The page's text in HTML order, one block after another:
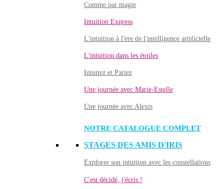
Comme par magie
Intuition Express
L'intuition à l'ère de l'intelligence artificielle
L'intuition dans les étoiles
Intuitez et Pariez
Une journée avec Marie-Estelle
Une journée avec Alexis
NOTRE CATALOGUE COMPLET
STAGES DES AMIS D'IRIS
Explorer son intuition avec les constellations
C'est décidé, j'écris !